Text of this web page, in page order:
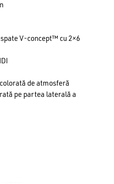
V-concept™ cu 2×6
de atmosferă
pe partea laterală a